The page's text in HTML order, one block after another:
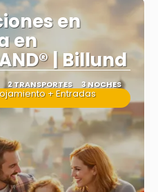
en
en
| Billund
2 TRANSPORTES 3 NOCHES
+ Entradas